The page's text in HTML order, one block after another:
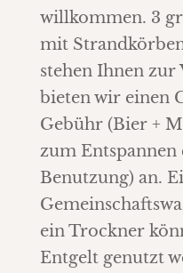
willkommen. 3
mit
stehen Ihnen zur
bieten wir einen
Gebühr (Bier +
zum Entspannen
Benutzung) an.
ein Trockner
Entgelt genutzt